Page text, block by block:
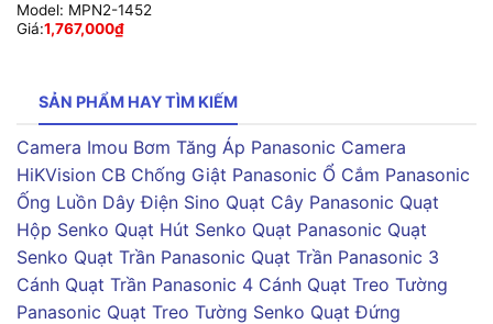
Model: MPN2-1452
Giá:1,767,000₫
SẢN PHẨM HAY TÌM KIẾM
Camera Imou Bơm Tăng Áp Panasonic Camera
HiKVision CB Chống Giật Panasonic Ổ Cắm Panasonic
Ống Luồn Dây Điện Sino Quạt Cây Panasonic Quạt
Hộp Senko Quạt Hút Senko Quạt Panasonic Quạt
Senko Quạt Trần Panasonic Quạt Trần Panasonic 3
Cánh Quạt Trần Panasonic 4 Cánh Quạt Treo Tường
Panasonic Quạt Treo Tường Senko Quạt Đứng